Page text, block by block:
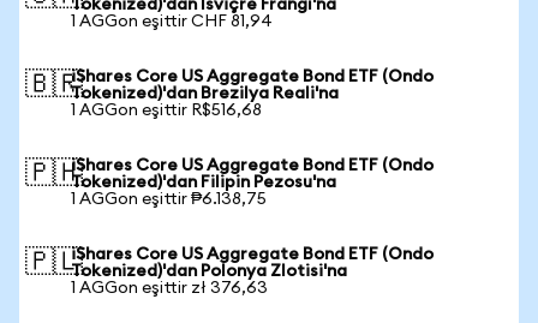
Tokenized)'dan İsviçre Frangı'na
1 AGGon eşittir CHF 81,94
🇧🇷iShares Core US Aggregate Bond ETF (Ondo
Tokenized)'dan Brezilya Reali'na
1 AGGon eşittir R$516,68
🇵🇭iShares Core US Aggregate Bond ETF (Ondo
Tokenized)'dan Filipin Pezosu'na
1 AGGon eşittir ₱6.138,75
🇵🇱iShares Core US Aggregate Bond ETF (Ondo
Tokenized)'dan Polonya Zlotisi'na
1 AGGon eşittir zł 376,63